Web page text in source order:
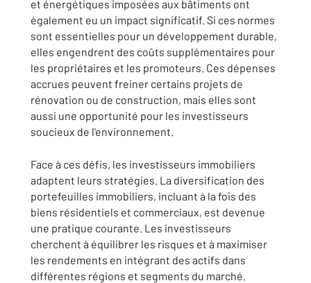
et énergétiques imposées aux bâtiments ont
également eu un impact significatif. Si ces normes
sont essentielles pour un développement durable,
elles engendrent des coûts supplémentaires pour
les propriétaires et les promoteurs. Ces dépenses
accrues peuvent freiner certains projets de
rénovation ou de construction, mais elles sont
aussi une opportunité pour les investisseurs
soucieux de l'environnement.
Face à ces défis, les investisseurs immobiliers
adaptent leurs stratégies. La diversification des
portefeuilles immobiliers, incluant à la fois des
biens résidentiels et commerciaux, est devenue
une pratique courante. Les investisseurs
cherchent à équilibrer les risques et à maximiser
les rendements en intégrant des actifs dans
différentes régions et segments du marché.